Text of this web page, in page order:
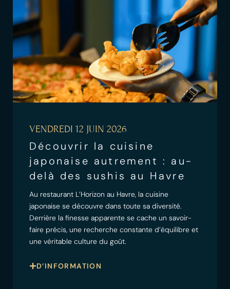
VENDREDI 12 JUIN 2026
Découvrir la cuisine
japonaise autrement : au-
delà des sushis au Havre
Au restaurant L’Horizon au Havre, la cuisine
japonaise se découvre dans toute sa diversité.
Derrière la finesse apparente se cache un savoir-
faire précis, une recherche constante d’équilibre et
une véritable culture du goût.
D’INFORMATION